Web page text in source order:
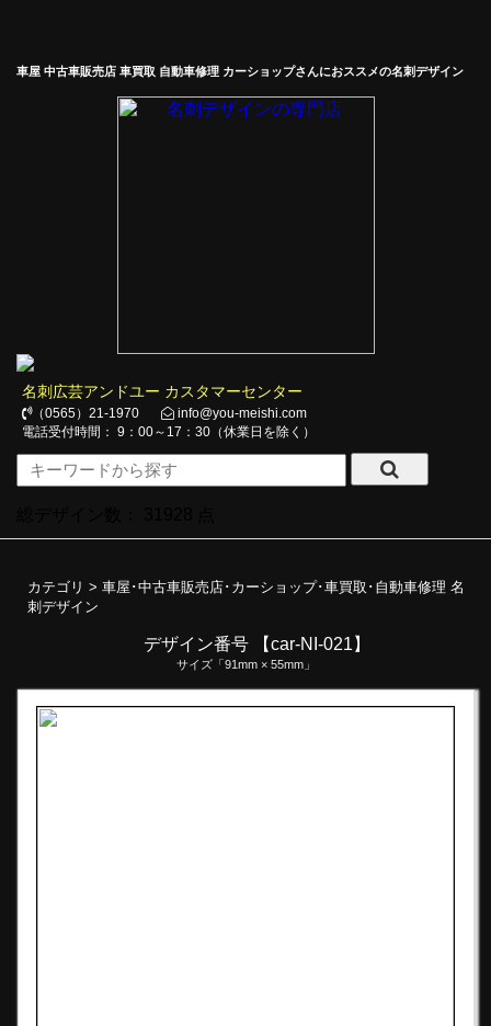
車屋 中古車販売店 車買取 自動車修理 カーショップさんにおススメの名刺デザイン
名刺広芸アンドユー カスタマーセンター
（0565）21-1970
info@you-meishi.com
電話受付時間： 9：00～17：30（休業日を除く）
カテゴリ > 車屋･中古車販売店･カーショップ･車買取･自動車修理 名
刺デザイン
デザイン番号 【car-NI-021】
サイズ「91mm × 55mm」